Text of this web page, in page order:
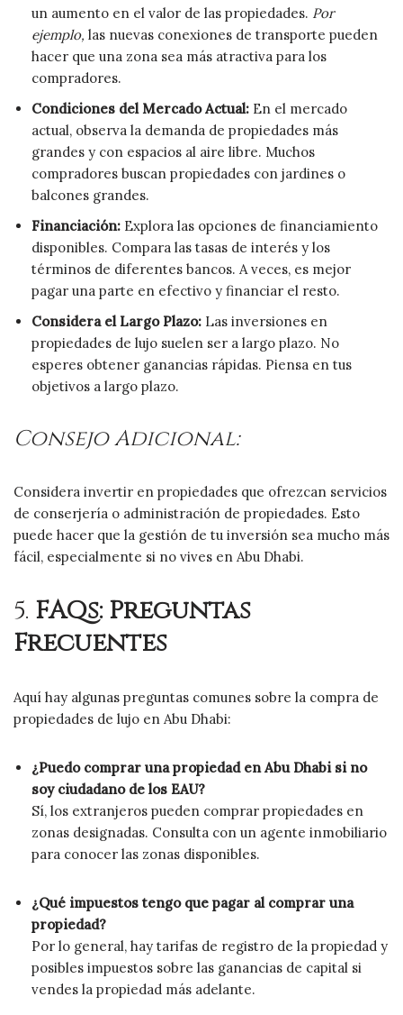
un aumento en el valor de las propiedades. Por
ejemplo, las nuevas conexiones de transporte pueden
hacer que una zona sea más atractiva para los
compradores.
Condiciones del Mercado Actual: En el mercado
actual, observa la demanda de propiedades más
grandes y con espacios al aire libre. Muchos
compradores buscan propiedades con jardines o
balcones grandes.
Financiación: Explora las opciones de financiamiento
disponibles. Compara las tasas de interés y los
términos de diferentes bancos. A veces, es mejor
pagar una parte en efectivo y financiar el resto.
Considera el Largo Plazo: Las inversiones en
propiedades de lujo suelen ser a largo plazo. No
esperes obtener ganancias rápidas. Piensa en tus
objetivos a largo plazo.
Consejo Adicional:
Considera invertir en propiedades que ofrezcan servicios
de conserjería o administración de propiedades. Esto
puede hacer que la gestión de tu inversión sea mucho más
fácil, especialmente si no vives en Abu Dhabi.
5. FAQs: Preguntas
Frecuentes
Aquí hay algunas preguntas comunes sobre la compra de
propiedades de lujo en Abu Dhabi:
¿Puedo comprar una propiedad en Abu Dhabi si no
soy ciudadano de los EAU?
Sí, los extranjeros pueden comprar propiedades en
zonas designadas. Consulta con un agente inmobiliario
para conocer las zonas disponibles.
¿Qué impuestos tengo que pagar al comprar una
propiedad?
Por lo general, hay tarifas de registro de la propiedad y
posibles impuestos sobre las ganancias de capital si
vendes la propiedad más adelante.